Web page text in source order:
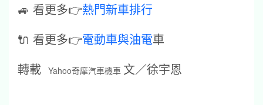
🚙 看更多👉熱門新車排行
🔌 看更多👉電動車與油電車
轉載 Yahoo奇摩汽車機車 文／徐宇恩